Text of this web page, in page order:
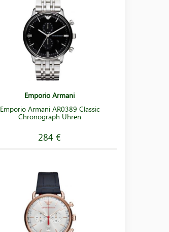
Emporio Armani
Emporio Armani AR0389 Classic
Chronograph Uhren
284 €